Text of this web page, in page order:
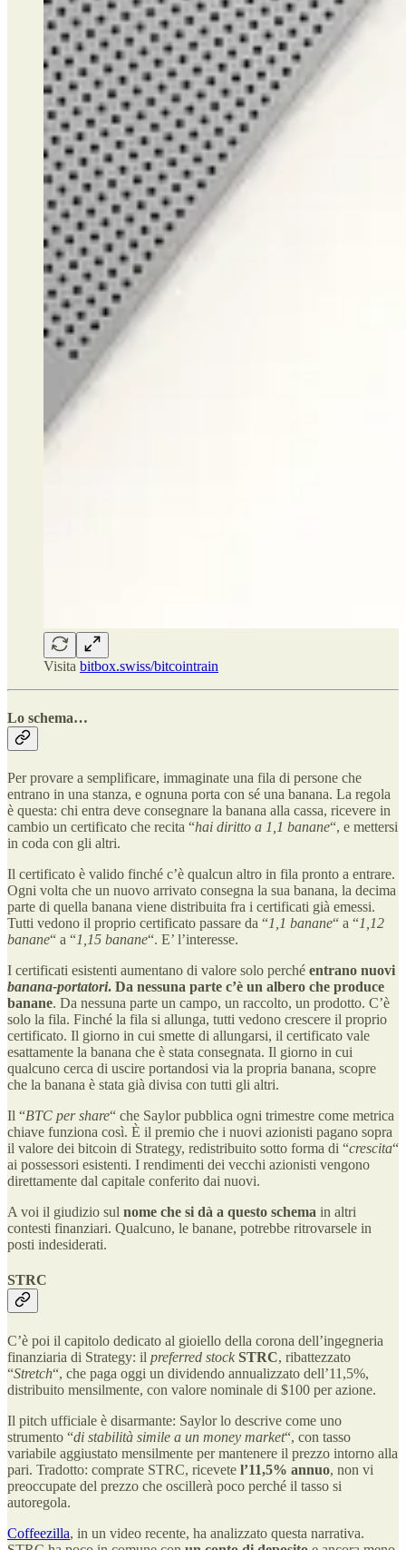
Visita bitbox.swiss/bitcointrain
Lo schema…
Per provare a semplificare, immaginate una fila di persone che
entrano in una stanza, e ognuna porta con sé una banana. La regola
è questa: chi entra deve consegnare la banana alla cassa, ricevere in
cambio un certificato che recita “hai diritto a 1,1 banane“, e mettersi
in coda con gli altri.
Il certificato è valido finché c’è qualcun altro in fila pronto a entrare.
Ogni volta che un nuovo arrivato consegna la sua banana, la decima
parte di quella banana viene distribuita fra i certificati già emessi.
Tutti vedono il proprio certificato passare da “1,1 banane“ a “1,12
banane“ a “1,15 banane“. E’ l’interesse.
I certificati esistenti aumentano di valore solo perché entrano nuovi
banana-portatori. Da nessuna parte c’è un albero che produce
banane. Da nessuna parte un campo, un raccolto, un prodotto. C’è
solo la fila. Finché la fila si allunga, tutti vedono crescere il proprio
certificato. Il giorno in cui smette di allungarsi, il certificato vale
esattamente la banana che è stata consegnata. Il giorno in cui
qualcuno cerca di uscire portandosi via la propria banana, scopre
che la banana è stata già divisa con tutti gli altri.
Il “BTC per share“ che Saylor pubblica ogni trimestre come metrica
chiave funziona così. È il premio che i nuovi azionisti pagano sopra
il valore dei bitcoin di Strategy, redistribuito sotto forma di “crescita“
ai possessori esistenti. I rendimenti dei vecchi azionisti vengono
direttamente dal capitale conferito dai nuovi.
A voi il giudizio sul nome che si dà a questo schema in altri
contesti finanziari. Qualcuno, le banane, potrebbe ritrovarsele in
posti indesiderati.
STRC
C’è poi il capitolo dedicato al gioiello della corona dell’ingegneria
finanziaria di Strategy: il preferred stock STRC, ribattezzato
“Stretch“, che paga oggi un dividendo annualizzato dell’11,5%,
distribuito mensilmente, con valore nominale di $100 per azione.
Il pitch ufficiale è disarmante: Saylor lo descrive come uno
strumento “di stabilità simile a un money market“, con tasso
variabile aggiustato mensilmente per mantenere il prezzo intorno alla
pari. Tradotto: comprate STRC, ricevete l’11,5% annuo, non vi
preoccupate del prezzo che oscillerà poco perché il tasso si
autoregola.
Coffeezilla, in un video recente, ha analizzato questa narrativa.